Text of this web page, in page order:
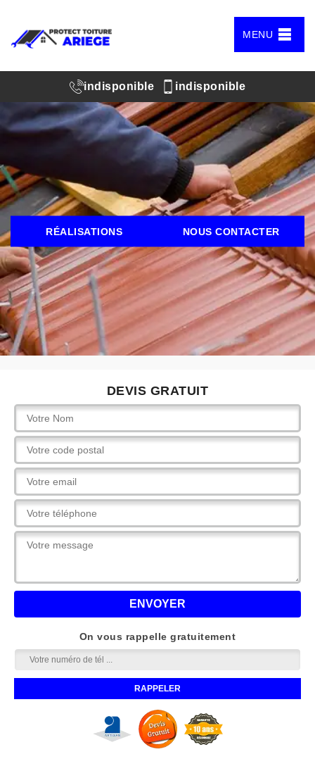
MENU
indisponible indisponible
RÉALISATIONS NOUS CONTACTER
DEVIS GRATUIT
On vous rappelle gratuitement